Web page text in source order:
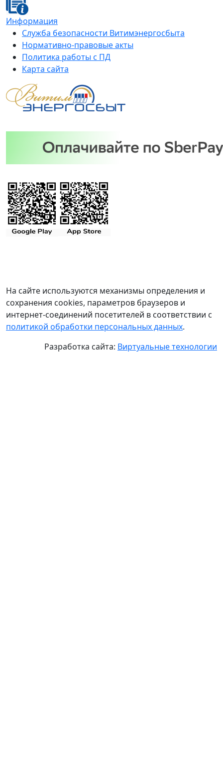
Информация
Служба безопасности Витимэнергосбыта
Нормативно-правовые акты
Политика работы с ПД
Карта сайта
На сайте используются механизмы определения и
сохранения cookies, параметров браузеров и
интернет-соединений посетителей в соответствии с
политикой обработки персональных данных.
Разработка сайта: Виртуальные технологии